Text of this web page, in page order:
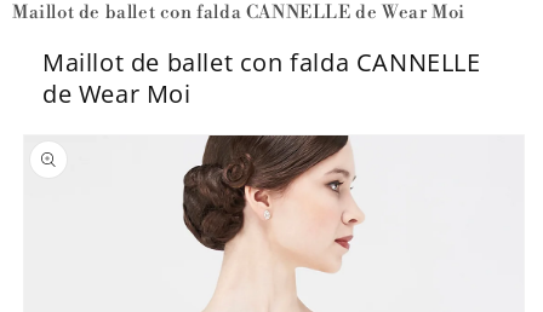
Maillot de ballet con falda CANNELLE de Wear Moi
Maillot de ballet con falda CANNELLE
de Wear Moi
a la
información